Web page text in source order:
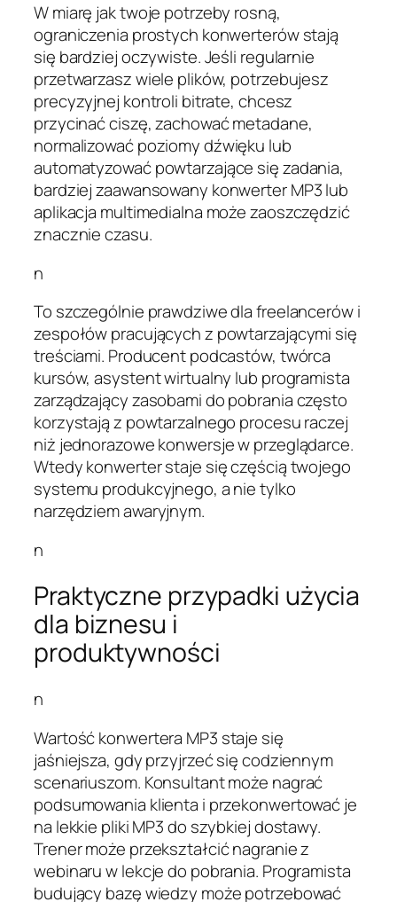
W miarę jak twoje potrzeby rosną,
ograniczenia prostych konwerterów stają
się bardziej oczywiste. Jeśli regularnie
przetwarzasz wiele plików, potrzebujesz
precyzyjnej kontroli bitrate, chcesz
przycinać ciszę, zachować metadane,
normalizować poziomy dźwięku lub
automatyzować powtarzające się zadania,
bardziej zaawansowany konwerter MP3 lub
aplikacja multimedialna może zaoszczędzić
znacznie czasu.
n
To szczególnie prawdziwe dla freelancerów i
zespołów pracujących z powtarzającymi się
treściami. Producent podcastów, twórca
kursów, asystent wirtualny lub programista
zarządzający zasobami do pobrania często
korzystają z powtarzalnego procesu raczej
niż jednorazowe konwersje w przeglądarce.
Wtedy konwerter staje się częścią twojego
systemu produkcyjnego, a nie tylko
narzędziem awaryjnym.
n
Praktyczne przypadki użycia
dla biznesu i
produktywności
n
Wartość konwertera MP3 staje się
jaśniejsza, gdy przyjrzeć się codziennym
scenariuszom. Konsultant może nagrać
podsumowania klienta i przekonwertować je
na lekkie pliki MP3 do szybkiej dostawy.
Trener może przekształcić nagranie z
webinaru w lekcje do pobrania. Programista
budujący bazę wiedzy może potrzebować